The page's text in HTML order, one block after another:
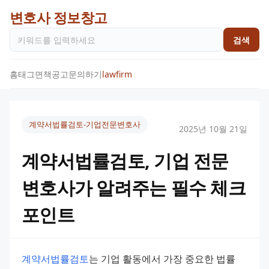
변호사 정보창고
검색
홈태그면책공고문의하기lawfirm
계약서법률검토-기업전문변호사 2025년 10월 21일
계약서법률검토, 기업 전문
변호사가 알려주는 필수 체크
포인트
계약서법률검토는 기업 활동에서 가장 중요한 법률